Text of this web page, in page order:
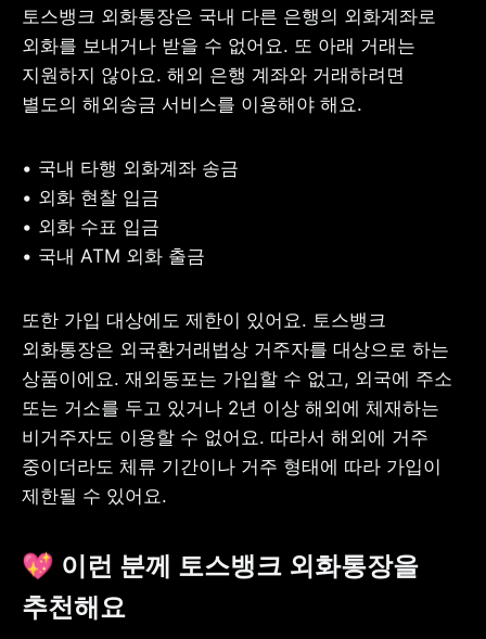
토스뱅크 외화통장은 국내 다른 은행의 외화계좌로
외화를 보내거나 받을 수 없어요. 또 아래 거래는
지원하지 않아요. 해외 은행 계좌와 거래하려면
별도의 해외송금 서비스를 이용해야 해요.
• 국내 타행 외화계좌 송금
• 외화 현찰 입금
• 외화 수표 입금
• 국내 ATM 외화 출금
또한 가입 대상에도 제한이 있어요. 토스뱅크
외화통장은 외국환거래법상 거주자를 대상으로 하는
상품이에요. 재외동포는 가입할 수 없고, 외국에 주소
또는 거소를 두고 있거나 2년 이상 해외에 체재하는
비거주자도 이용할 수 없어요. 따라서 해외에 거주
중이더라도 체류 기간이나 거주 형태에 따라 가입이
제한될 수 있어요.
💖 이런 분께 토스뱅크 외화통장을
추천해요